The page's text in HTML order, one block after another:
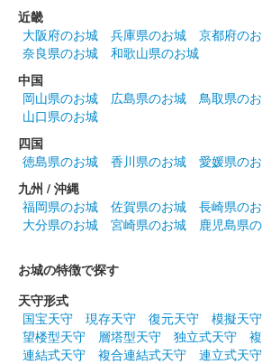
鶴ヶ城 御城印 諏訪原寛幸コラ
販売終了
鶴ヶ城（会津若松城）
絵ろうそくまつりver
販売終了
押印されている。
会津若松城 登閣記念印
近畿
大阪府のお城
兵庫県のお城 京都府の
奈良県のお城
和歌山県のお城
中国
岡山県のお城
広島県のお城 鳥取県の
山口県のお城
四国
徳島県のお城
香川県のお城 愛媛県の
九州 / 沖縄
福岡県のお城
佐賀県のお城 長崎県の
大分県のお城
宮崎県のお城 鹿児島県
お城の特徴で探す
天守形式
国宝天守
現存天守 復元天守 模擬天守
望楼型天守
層塔型天守 独立式天守
連結式天守
複合連結式天守
連立式天守